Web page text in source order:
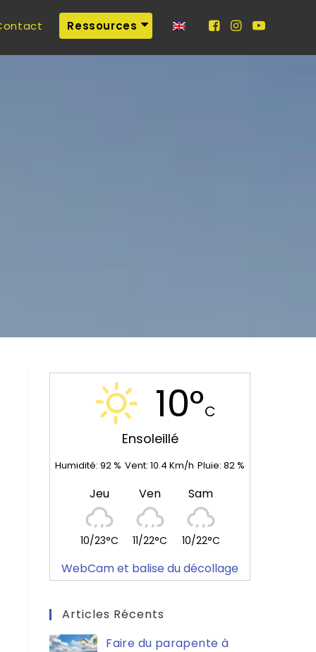
Ressources
10°C
Ensoleillé
Humidité: 92% Vent: 10.4 Km/h Pluie: 82%
Jeu
10/23°C
Ven
11/22°C
Sam
10/22°C
WebCam et balise du décollage
Articles Récents
Faire du parapente à